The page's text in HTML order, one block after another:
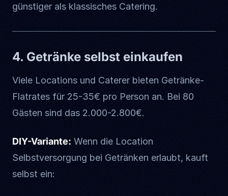
günstiger als klassisches Catering.
4. Getränke selbst einkaufen
Viele Locations und Caterer bieten Getränke-
Flatrates für 25-35€ pro Person an. Bei 80
Gästen sind das 2.000-2.800€.
DIY-Variante: Wenn die Location
Selbstversorgung bei Getränken erlaubt, kauft
selbst ein: